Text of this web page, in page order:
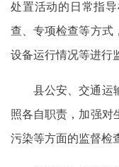
处置活动的日常指
查、专项检查等方式
设备运行情况等进行
县公安、交通运
照各自职责，加强对
污染等方面的监督检